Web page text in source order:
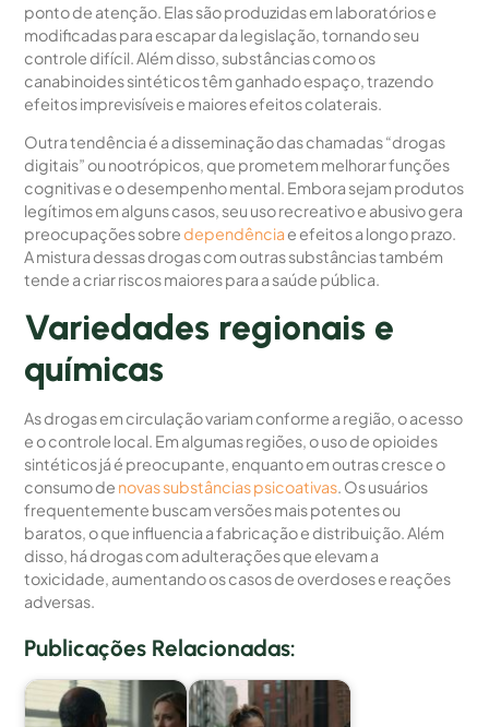
ponto de atenção. Elas são produzidas em laboratórios e
modificadas para escapar da legislação, tornando seu
controle difícil. Além disso, substâncias como os
canabinoides sintéticos têm ganhado espaço, trazendo
efeitos imprevisíveis e maiores efeitos colaterais.
Outra tendência é a disseminação das chamadas “drogas
digitais” ou nootrópicos, que prometem melhorar funções
cognitivas e o desempenho mental. Embora sejam produtos
legítimos em alguns casos, seu uso recreativo e abusivo gera
preocupações sobredependência e efeitos a longo prazo.
A mistura dessas drogas com outras substâncias também
tende a criar riscos maiores para a saúde pública.
Variedades regionais e
químicas
As drogas em circulação variam conforme a região, o acesso
e o controle local. Em algumas regiões, o uso de opioides
sintéticos já é preocupante, enquanto em outras cresce o
consumo de novas substâncias psicoativas. Os usuários
frequentemente buscam versões mais potentes ou
baratos, o que influencia a fabricação e distribuição. Além
disso, há drogas com adulterações que elevam a
toxicidade, aumentando os casos de overdoses e reações
adversas.
Publicações Relacionadas: